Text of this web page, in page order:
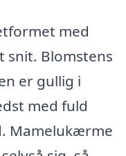
med
snit. Blomstens
er gullig i
med fuld
Mamelukærme